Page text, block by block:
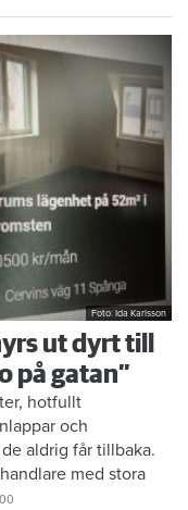
Foto: Ida Karlsson
ut dyrt till
på gatan”
hotfullt
och
aldrig får tillbaka.
med stora